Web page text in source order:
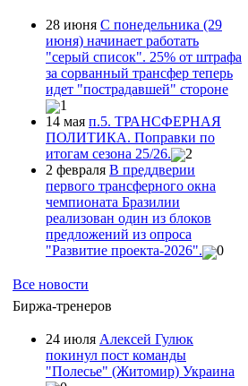
28 июня С понедельника (29
июня) начинает работать
"серый список". 25% от штрафа
за сорванный трансфер теперь
идет "пострадавшей" стороне
1
14 мая п.5. ТРАНСФЕРНАЯ
ПОЛИТИКА. Поправки по
итогам сезона 25/26.
2
2 февраля В преддверии
первого трансферного окна
чемпионата Бразилии
реализован один из блоков
предложений из опроса
"Развитие проекта-2026".
0
Все новости
Биржа-тренеров
24 июля Алексей Гулюк
покинул пост команды
"Полесье" (Житомир) Украина